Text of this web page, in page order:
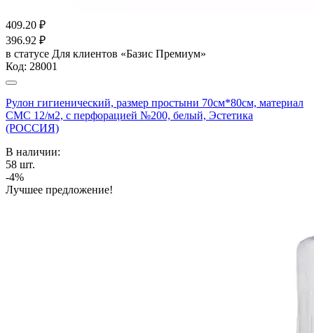
409.20 ₽
396.92 ₽
в статусе Для клиентов «Базис Премиум»
Код: 28001
Рулон гигиенический, размер простыни 70см*80см, материал
СМС 12/м2, с перфорацией №200, белый, Эстетика
(РОССИЯ)
В наличии:
58 шт.
-4%
Лучшее предложение!